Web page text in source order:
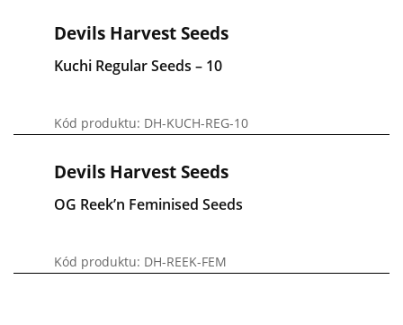
Devils Harvest Seeds
Kuchi Regular Seeds – 10
Kód produktu: DH-KUCH-REG-10
Devils Harvest Seeds
OG Reek’n Feminised Seeds
Kód produktu: DH-REEK-FEM